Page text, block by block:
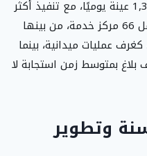
دقيقة، وتستوعب ما يصل إلى 1,300 عينة يوميًا، مع تنفيذ أكثر
من 2,800 زيارة رقابية يوميًا. وتعمل 66 مركز خدمة، من بينها
عمليات ميدانية، بينما
منصة “بلدي” أكثر من 29 ألف بلاغ بمتوسط زمن استجابة لا
وتطوير